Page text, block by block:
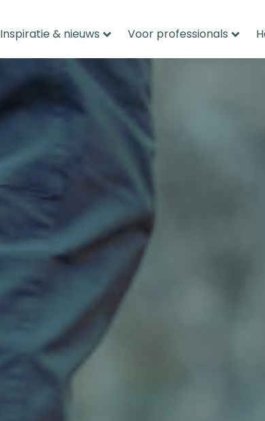
Inspiratie & nieuws Voor professionals